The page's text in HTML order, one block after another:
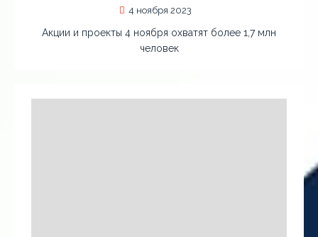
4 ноября 2023
Акции и проекты 4 ноября охватят более 1,7 млн
человек